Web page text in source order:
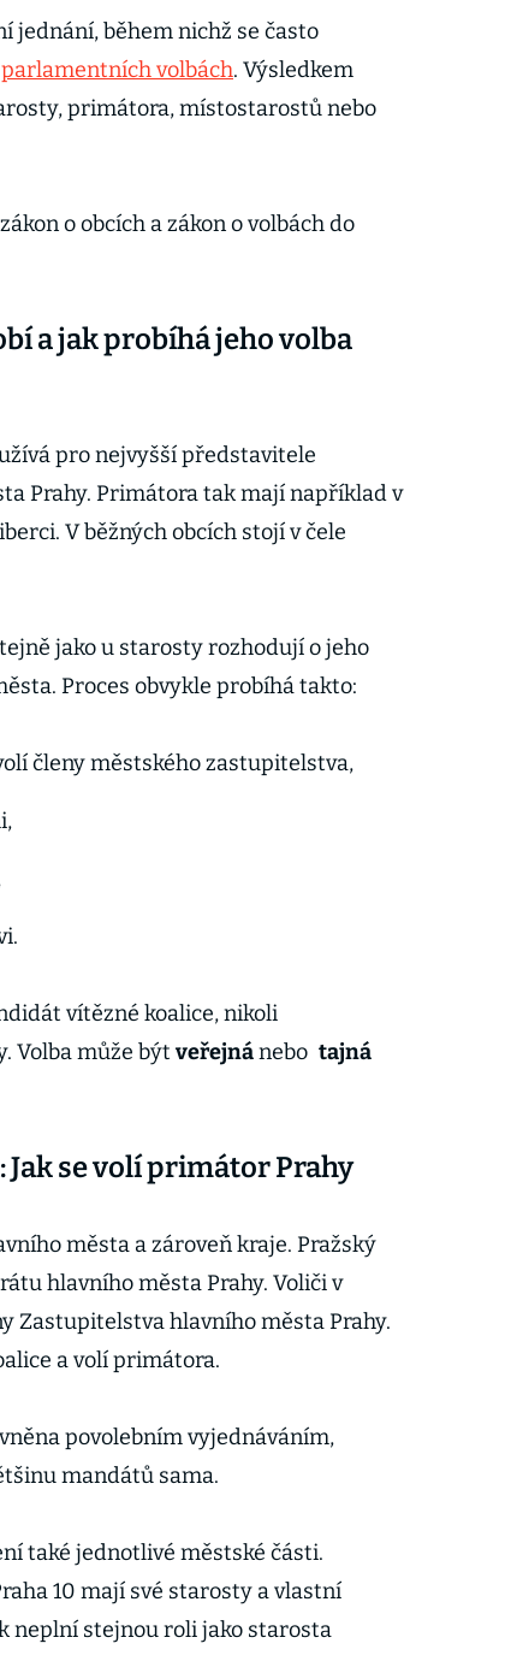
jednání, během nichž se často
parlamentních volbách. Výsledkem
primátora, místostarostů nebo
o obcích a zákon o volbách do
a jak probíhá jeho volba
pro nejvyšší představitele
Prahy. Primátora tak mají například v
V běžných obcích stojí v čele
jako u starosty rozhodují o jeho
Proces obvykle probíhá takto:
členy městského zastupitelstva,
vítězné koalice, nikoli
Volba může být veřejnánebo tajná
se volí primátor Prahy
města a zároveň kraje. Pražský
hlavního města Prahy. Voliči v
Zastupitelstva hlavního města Prahy.
a volí primátora.
povolebním vyjednáváním,
mandátů sama.
také jednotlivé městské části.
10 mají své starosty a vlastní
neplní stejnou roli jako starosta